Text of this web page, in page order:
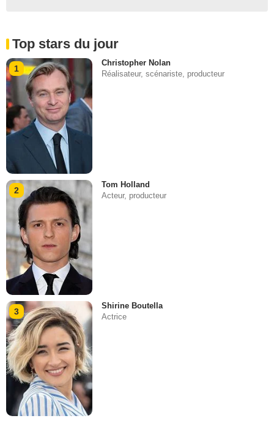
Top stars du jour
1
Christopher Nolan
Réalisateur, scénariste, producteur
2
Tom Holland
Acteur, producteur
3
Shirine Boutella
Actrice